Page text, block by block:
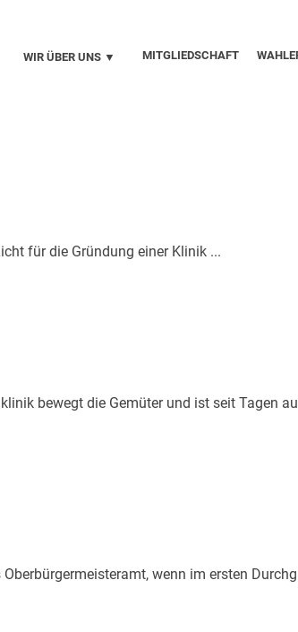
WIR ÜBER UNS ▼ MITGLIEDSCHAFT
für die Gründung einer Klinik ...
bewegt die Gemüter und ist seit Tagen
wenn im ersten